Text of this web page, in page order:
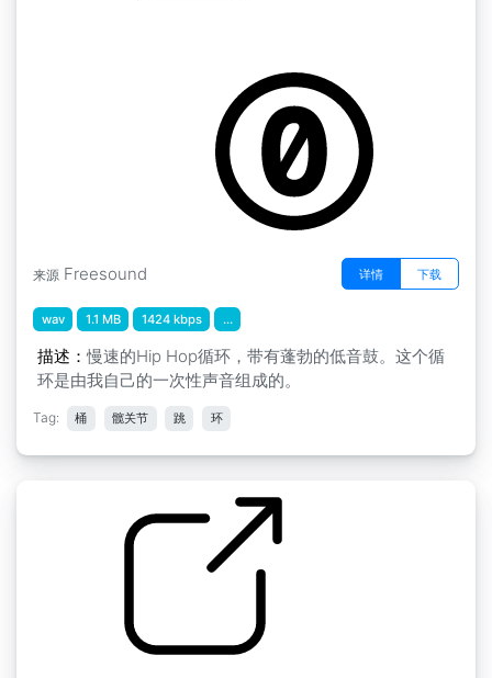
来源 Freesound 详情 下载
wav 1.1 MB 1424 kbps ...
描述：慢速的Hip Hop循环，带有蓬勃的低音鼓。这个循
环是由我自己的一次性声音组成的。
Tag: 桶 髋关节 跳 环